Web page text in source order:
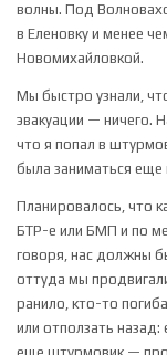
волны. Под
в Еленовку и менее
Новомихайловкой.
Мы быстро узнали,
эвакуации — ничего.
что я попал в
была заниматься еще
Планировалось, что
БТР-е или БМП и по
говоря, нас должны
оттуда мы
ранило, кто-то
или отползать